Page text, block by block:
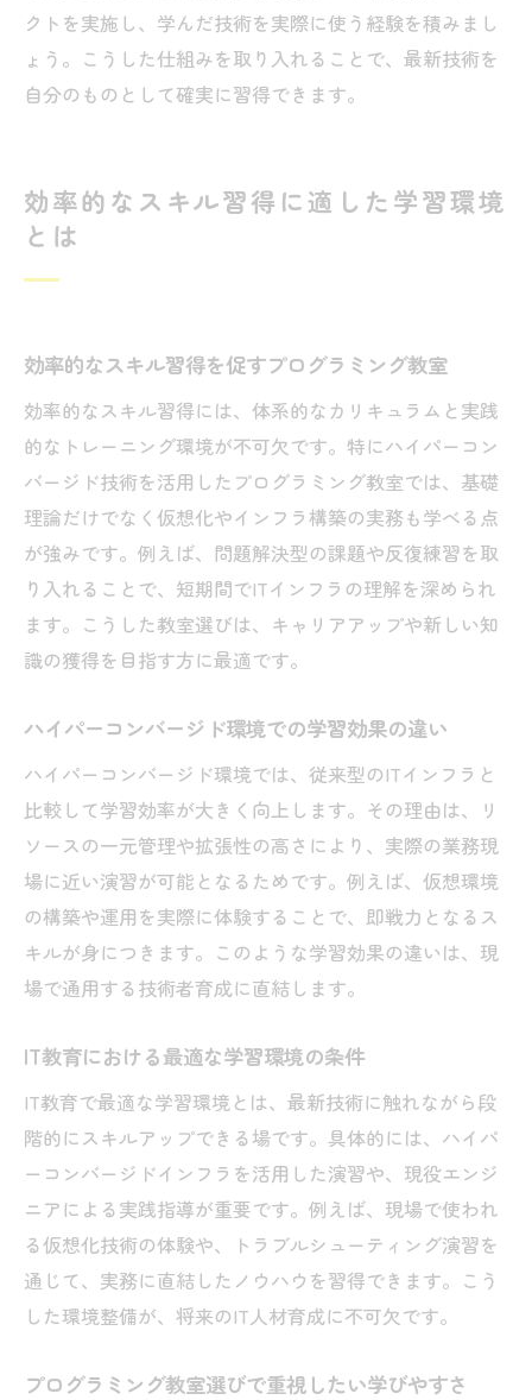
クトを実施し、学んだ技術を実際に使う経験を積みまし
ょう。こうした仕組みを取り入れることで、最新技術を
自分のものとして確実に習得できます。
効率的なスキル習得に適した学習環境
とは
効率的なスキル習得を促すプログラミング教室
効率的なスキル習得には、体系的なカリキュラムと実践
的なトレーニング環境が不可欠です。特にハイパーコン
バージド技術を活用したプログラミング教室では、基礎
理論だけでなく仮想化やインフラ構築の実務も学べる点
が強みです。例えば、問題解決型の課題や反復練習を取
り入れることで、短期間でITインフラの理解を深められ
ます。こうした教室選びは、キャリアアップや新しい知
識の獲得を目指す方に最適です。
ハイパーコンバージド環境での学習効果の違い
ハイパーコンバージド環境では、従来型のITインフラと
比較して学習効率が大きく向上します。その理由は、リ
ソースの一元管理や拡張性の高さにより、実際の業務現
場に近い演習が可能となるためです。例えば、仮想環境
の構築や運用を実際に体験することで、即戦力となるス
キルが身につきます。このような学習効果の違いは、現
場で通用する技術者育成に直結します。
IT教育における最適な学習環境の条件
IT教育で最適な学習環境とは、最新技術に触れながら段
階的にスキルアップできる場です。具体的には、ハイパ
ーコンバージドインフラを活用した演習や、現役エンジ
ニアによる実践指導が重要です。例えば、現場で使われ
る仮想化技術の体験や、トラブルシューティング演習を
通じて、実務に直結したノウハウを習得できます。こう
した環境整備が、将来のIT人材育成に不可欠です。
プログラミング教室選びで重視したい学びやすさ